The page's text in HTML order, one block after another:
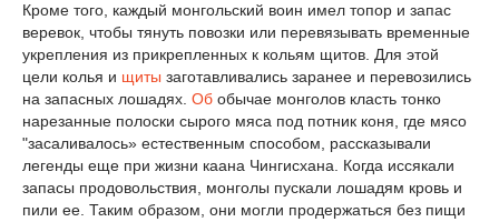
Кроме того, каждый монгольский воин имел топор и запас
веревок, чтобы тянуть повозки или перевязывать временные
укрепления из прикрепленных к кольям щитов. Для этой
цели колья и щиты заготавливались заранее и перевозились
на запасных лошадях. Об обычае монголов класть тонко
нарезанные полоски сырого мяса под потник коня, где мясо
"засаливалось» естественным способом, рассказывали
легенды еще при жизни каана Чингисхана. Когда иссякали
запасы продовольствия, монголы пускали лошадям кровь и
пили ее. Таким образом, они могли продержаться без пищи